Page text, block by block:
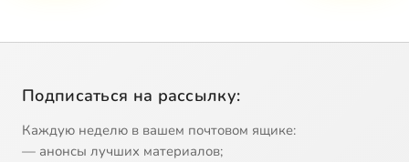
Подписаться на рассылку:
Каждую неделю в вашем почтовом ящике:
— анонсы лучших материалов;